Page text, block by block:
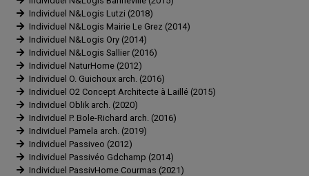
Individuel N&Logis Lutzi (2018)
Individuel N&Logis Mairie Le Grez (2014)
Individuel N&Logis Ory (2014)
Individuel N&Logis Sallier (2016)
Individuel NaturHome (2012)
Individuel O. Guichoux arch. (2016)
Individuel O2 Concept Architecte à Laillé (2015)
Individuel Oblik arch. (2020)
Individuel P. Bole-Richard arch. (2016)
Individuel Pamela arch. (2019)
Individuel Passiveo (2012)
Individuel Passivéo Gdchamp (2014)
Individuel PassivHome Courmas (2021)